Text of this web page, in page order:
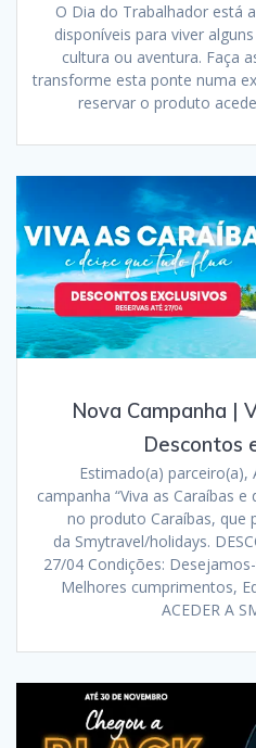
O Dia do Trabalhador está
disponíveis para viver
cultura ou aventura. Faça
transforme esta ponte numa
reservar o produto
Nova Campanha |
Descontos
Estimado(a)
campanha “Viva as Caraíbas
no produto Caraíbas, que
da Smytravel/holidays.
27/04 Condições:
Melhores cumprimentos,
ACEDER A